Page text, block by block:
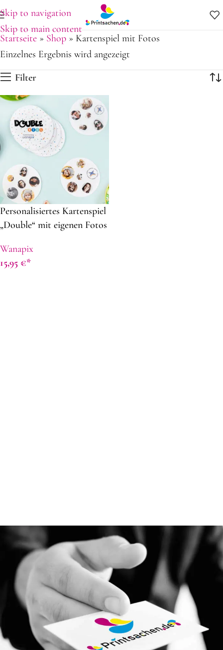
Skip to navigation
Skip to main content
Startseite » Shop » Kartenspiel mit Fotos
Einzelnes Ergebnis wird angezeigt
Filter
Personalisiertes Kartenspiel
„Double“ mit eigenen Fotos
selber gestalten
Wanapix
15,95 €